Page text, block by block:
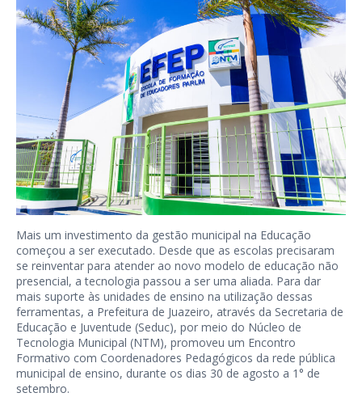
Mais um investimento da gestão municipal na Educação
começou a ser executado. Desde que as escolas precisaram
se reinventar para atender ao novo modelo de educação não
presencial, a tecnologia passou a ser uma aliada. Para dar
mais suporte às unidades de ensino na utilização dessas
ferramentas, a Prefeitura de Juazeiro, através da Secretaria de
Educação e Juventude (Seduc), por meio do Núcleo de
Tecnologia Municipal (NTM), promoveu um Encontro
Formativo com Coordenadores Pedagógicos da rede pública
municipal de ensino, durante os dias 30 de agosto a 1° de
setembro.